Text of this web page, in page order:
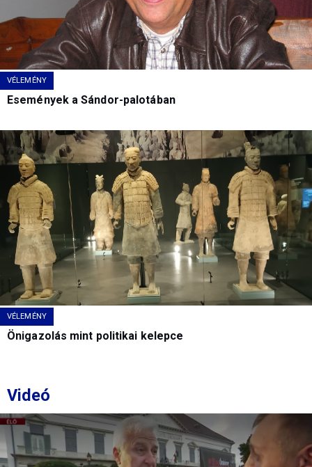
VÉLEMÉNY
Események a Sándor-palotában
VÉLEMÉNY
Önigazolás mint politikai kelepce
Videó